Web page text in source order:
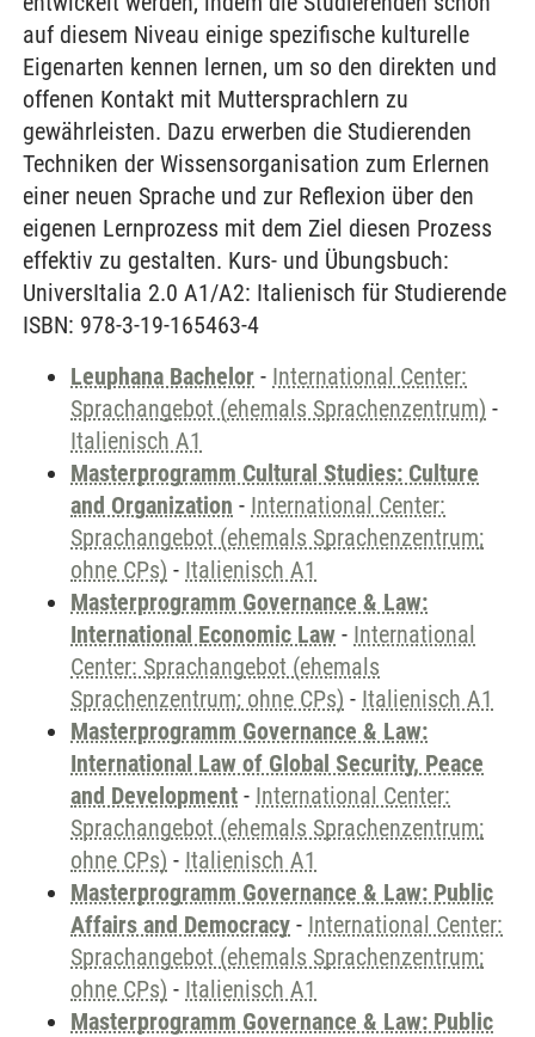
auf diesem Niveau einige spezifische kulturelle
Eigenarten kennen lernen, um so den direkten und
offenen Kontakt mit Muttersprachlern zu
gewährleisten. Dazu erwerben die Studierenden
Techniken der Wissensorganisation zum Erlernen
einer neuen Sprache und zur Reflexion über den
eigenen Lernprozess mit dem Ziel diesen Prozess
effektiv zu gestalten. Kurs- und Übungsbuch:
UniversItalia 2.0 A1/A2: Italienisch für Studierende
ISBN: 978-3-19-165463-4
Leuphana Bachelor - International Center:
Sprachangebot (ehemals Sprachenzentrum) -
Italienisch A1
Masterprogramm Cultural Studies: Culture
and Organization - International Center:
Sprachangebot (ehemals Sprachenzentrum;
ohne CPs) - Italienisch A1
Masterprogramm Governance & Law:
International Economic Law - International
Center: Sprachangebot (ehemals
Sprachenzentrum; ohne CPs) - Italienisch A1
Masterprogramm Governance & Law:
International Law of Global Security, Peace
and Development - International Center:
Sprachangebot (ehemals Sprachenzentrum;
ohne CPs) - Italienisch A1
Masterprogramm Governance & Law: Public
Affairs and Democracy - International Center:
Sprachangebot (ehemals Sprachenzentrum;
ohne CPs) - Italienisch A1
Masterprogramm Governance & Law: Public